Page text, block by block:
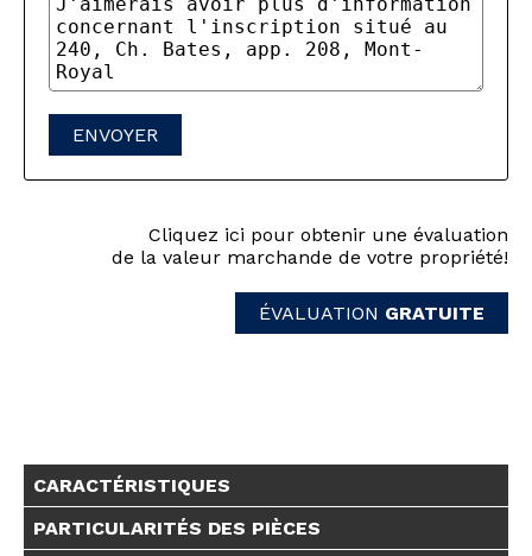
ENVOYER
Cliquez ici pour obtenir une évaluation
de la valeur marchande de votre propriété!
ÉVALUATION GRATUITE
CARACTÉRISTIQUES
PARTICULARITÉS DES PIÈCES